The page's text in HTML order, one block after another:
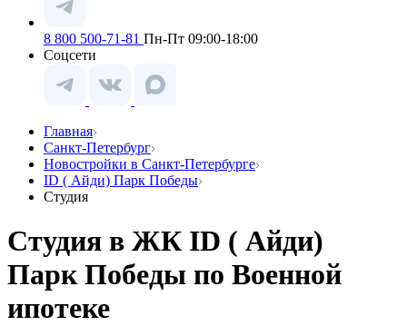
8 800 500-71-81 Пн-Пт 09:00-18:00
Соцсети
Главная
Санкт-Петербург
Новостройки в Санкт-Петербурге
ID ( Айди) Парк Победы
Студия
Студия в ЖК ID ( Айди)
Парк Победы по Военной
ипотеке